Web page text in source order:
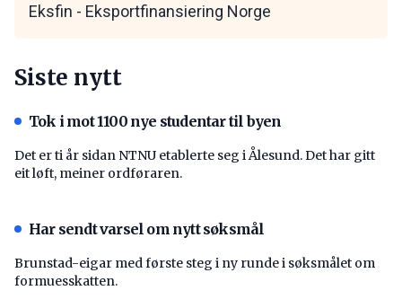
Eksfin - Eksportfinansiering Norge
Siste nytt
Tok i mot 1100 nye studentar til byen
Det er ti år sidan NTNU etablerte seg i Ålesund. Det har gitt
eit løft, meiner ordføraren.
Har sendt varsel om nytt søksmål
Brunstad-eigar med første steg i ny runde i søksmålet om
formuesskatten.